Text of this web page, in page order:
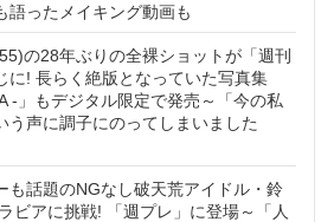
語ったメイキング動画も
の28年ぶりの全裸ショットが「週刊
に! 長らく絶版となっていた写真集
-」もデジタル限定で発売～「今の私
う声に調子にのってしまいました
も話題のNGなし破天荒アイドル・鈴
ビアに挑戦! 「週プレ」に登場～「人